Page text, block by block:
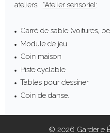
ateliers : *Atelier sensoriel:
Carré de sable (voitures,
Module de jeu
Coin maison
Piste cyclable
Tables pour dessiner
Coin de danse.
© 2026 Garderie